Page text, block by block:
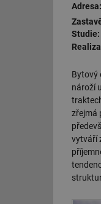
Studie:
Bytový
nároží
zřejmá
vytváří